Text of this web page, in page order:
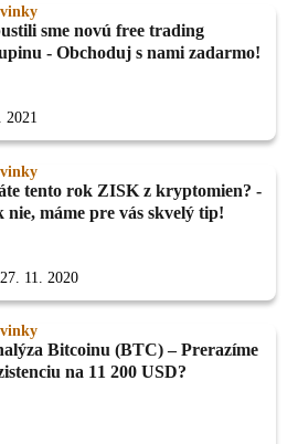
sme novú free trading
- Obchoduj s nami zadarmo!
2021
tento rok ZISK z kryptomien? -
nie, máme pre vás skvelý tip!
27. 11. 2020
Bitcoinu (BTC) – Prerazíme
na 11 200 USD?